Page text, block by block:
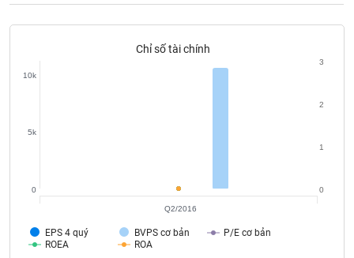
Chỉ số tài chính
EPS 4 quý BVPS cơ bản
P/E cơ bản
ROEA
ROA
0
5k
10k
0
1
2
3
Q2/2016
Truyền
chính